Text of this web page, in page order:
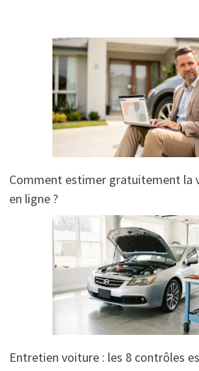
Comment estimer gratuitement la
en ligne ?
Entretien voiture : les 8 contrôles